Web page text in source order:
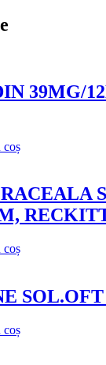
39MG/
coș
coș
coș